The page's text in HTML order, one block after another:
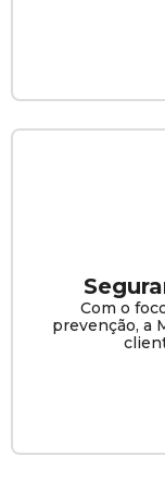
Com o
prevenção, a